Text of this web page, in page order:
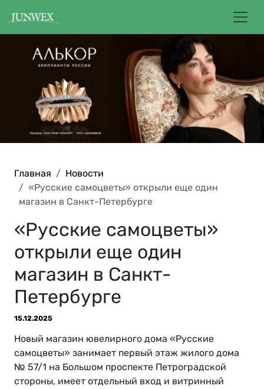
Главная
Новости
«Русские самоцветы» открыли еще один
магазин в Санкт-Петербурге
«Русские самоцветы»
открыли еще один
магазин в Санкт-
Петербурге
15.12.2025
Новый магазин ювелирного дома «Русские
самоцветы» занимает первый этаж жилого дома
№ 57/1 на Большом проспекте Петроградской
стороны, имеет отдельный вход и витринный